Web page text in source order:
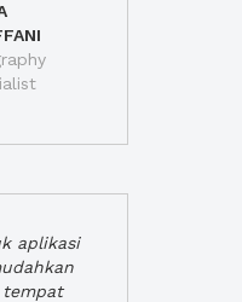
aplikasi
tempat